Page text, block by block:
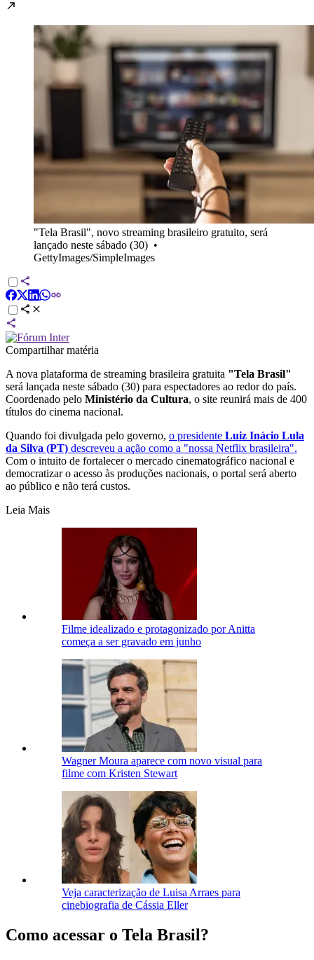
"Tela Brasil", novo streaming brasileiro gratuito, será
lançado neste sábado (30) •
GettyImages/SimpleImages
Compartilhar matéria
A nova plataforma de streaming brasileira gratuita "Tela Brasil"
será lançada neste sábado (30) para espectadores ao redor do país.
Coordenado pelo Ministério da Cultura, o site reunirá mais de 400
títulos do cinema nacional.
Quando foi divulgada pelo governo, o presidente Luiz Inácio Lula
da Silva (PT) descreveu a ação como a "nossa Netflix brasileira".
Com o intuito de fortalecer o mercado cinematográfico nacional e
democratizar o acesso às produções nacionais, o portal será aberto
ao público e não terá custos.
Leia Mais
Filme idealizado e protagonizado por Anitta
começa a ser gravado em junho
Wagner Moura aparece com novo visual para
filme com Kristen Stewart
Veja caracterização de Luisa Arraes para
cinebiografia de Cássia Eller
Como acessar o Tela Brasil?